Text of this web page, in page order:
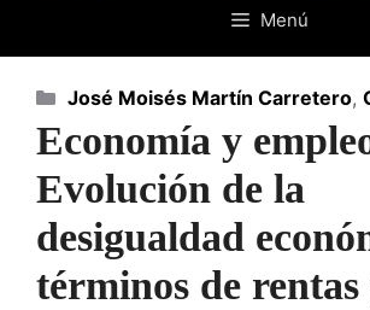
Menú
Economía y
Evolución de la
desigualdad
términos de rentas
Categorías
José Moisés Martín Carretero,